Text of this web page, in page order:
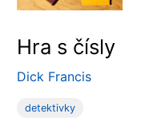
Hra s čísly
Dick Francis
detektivky